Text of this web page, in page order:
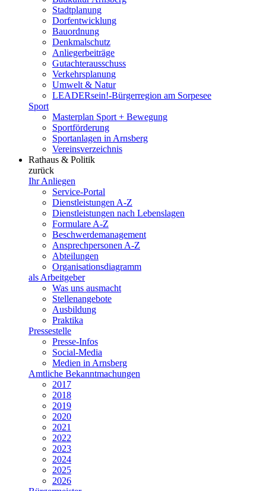
Stadtplanung
Dorfentwicklung
Bauordnung
Denkmalschutz
Anliegerbeiträge
Gutachterausschuss
Verkehrsplanung
Umwelt & Natur
LEADERsein!-Bürgerregion am Sorpesee
Sport
Masterplan Sport + Bewegung
Sportförderung
Sportanlagen in Arnsberg
Vereinsverzeichnis
Rathaus & Politik
zurück
Ihr Anliegen
Service-Portal
Dienstleistungen A-Z
Dienstleistungen nach Lebenslagen
Formulare A-Z
Beschwerdemanagement
Ansprechpersonen A-Z
Abteilungen
Organisationsdiagramm
als Arbeitgeber
Was uns ausmacht
Stellenangebote
Ausbildung
Praktika
Pressestelle
Presse-Infos
Social-Media
Medien in Arnsberg
Amtliche Bekanntmachungen
2017
2018
2019
2020
2021
2022
2023
2024
2025
2026